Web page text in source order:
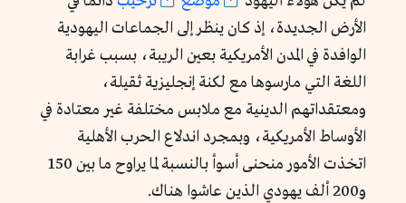
الأرض الجديدة، إذ كان ينظر إلى الجماعات اليهودية
الوافدة في المدن الأمريكية بعين الريبة، بسبب غرابة
اللغة التي مارسوها مع لكنة إنجليزية ثقيلة،
ومعتقداتهم الدينية مع ملابس مختلفة غير معتادة في
الأوساط الأمريكية، وبمجرد اندلاع الحرب الأهلية
اتخذت الأمور منحنى أسوأ بالنسبة لما يراوح ما بين 150
و200 ألف يهودي الذين عاشوا هناك.